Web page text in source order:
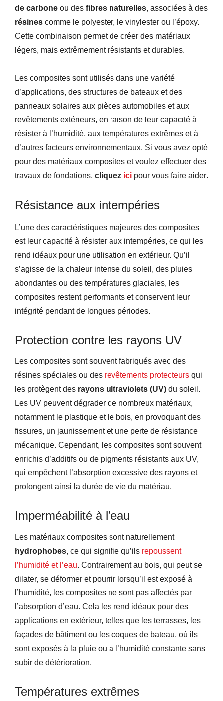
de carbone ou des fibres naturelles, associées à des
résines comme le polyester, le vinylester ou l’époxy.
Cette combinaison permet de créer des matériaux
légers, mais extrêmement résistants et durables.
Les composites sont utilisés dans une variété
d’applications, des structures de bateaux et des
panneaux solaires aux pièces automobiles et aux
revêtements extérieurs, en raison de leur capacité à
résister à l’humidité, aux températures extrêmes et à
d’autres facteurs environnementaux. Si vous avez opté
pour des matériaux composites et voulez effectuer des
travaux de fondations, cliquez ici pour vous faire aider.
Résistance aux intempéries
L’une des caractéristiques majeures des composites
est leur capacité à résister aux intempéries, ce qui les
rend idéaux pour une utilisation en extérieur. Qu’il
s’agisse de la chaleur intense du soleil, des pluies
abondantes ou des températures glaciales, les
composites restent performants et conservent leur
intégrité pendant de longues périodes.
Protection contre les rayons UV
Les composites sont souvent fabriqués avec des
résines spéciales ou des revêtements protecteurs qui
les protègent des rayons ultraviolets (UV) du soleil.
Les UV peuvent dégrader de nombreux matériaux,
notamment le plastique et le bois, en provoquant des
fissures, un jaunissement et une perte de résistance
mécanique. Cependant, les composites sont souvent
enrichis d’additifs ou de pigments résistants aux UV,
qui empêchent l’absorption excessive des rayons et
prolongent ainsi la durée de vie du matériau.
Imperméabilité à l’eau
Les matériaux composites sont naturellement
hydrophobes, ce qui signifie qu’ils repoussent
l’humidité et l’eau. Contrairement au bois, qui peut se
dilater, se déformer et pourrir lorsqu’il est exposé à
l’humidité, les composites ne sont pas affectés par
l’absorption d’eau. Cela les rend idéaux pour des
applications en extérieur, telles que les terrasses, les
façades de bâtiment ou les coques de bateau, où ils
sont exposés à la pluie ou à l’humidité constante sans
subir de détérioration.
Températures extrêmes